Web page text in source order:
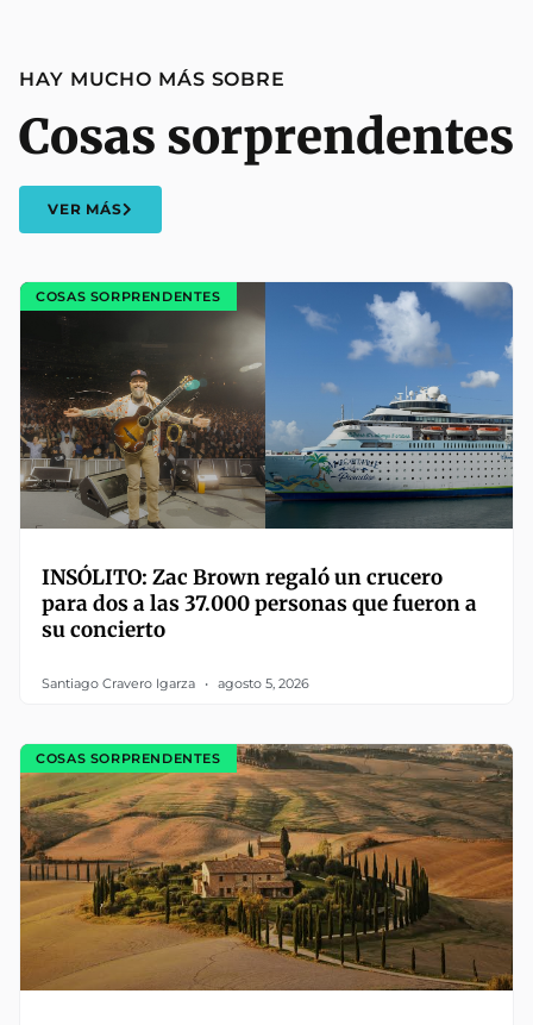
HAY MUCHO MÁS SOBRE
Cosas sorprendentes
VER MÁS
COSAS SORPRENDENTES
INSÓLITO: Zac Brown regaló un crucero
para dos a las 37.000 personas que fueron a
su concierto
Santiago Cravero Igarza agosto 5, 2026
COSAS SORPRENDENTES